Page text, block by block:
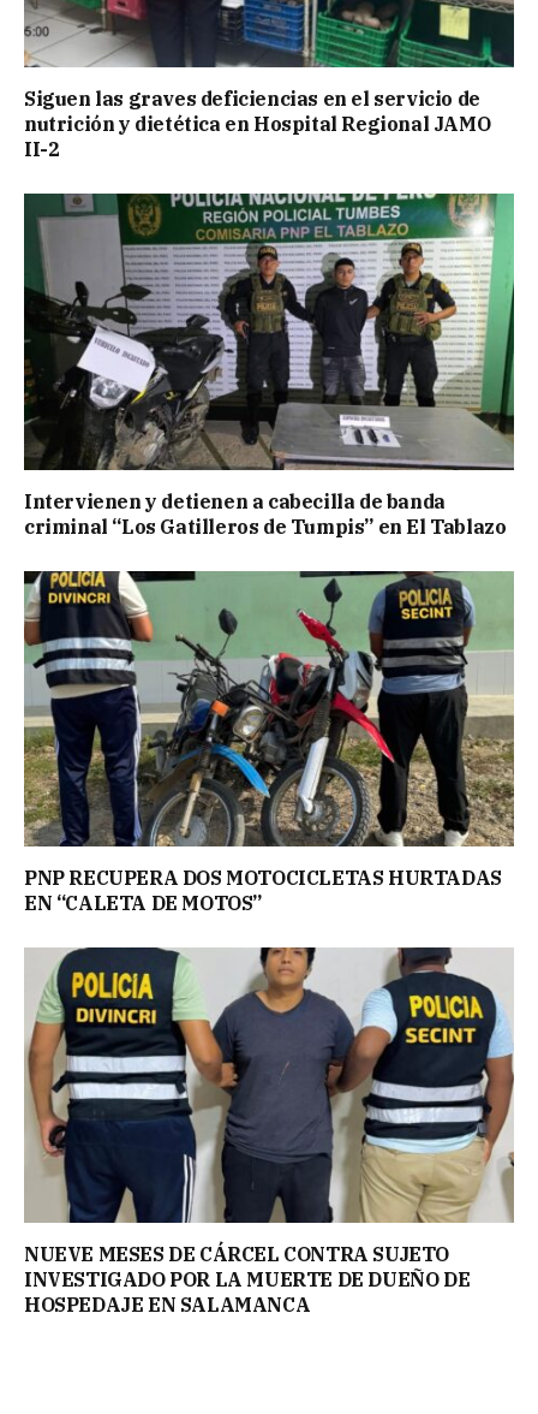
Siguen las graves deficiencias en el servicio de
nutrición y dietética en Hospital Regional JAMO
II-2
Intervienen y detienen a cabecilla de banda
criminal “Los Gatilleros de Tumpis” en El Tablazo
PNP RECUPERA DOS MOTOCICLETAS HURTADAS
EN “CALETA DE MOTOS”
NUEVE MESES DE CÁRCEL CONTRA SUJETO
INVESTIGADO POR LA MUERTE DE DUEÑO DE
HOSPEDAJE EN SALAMANCA